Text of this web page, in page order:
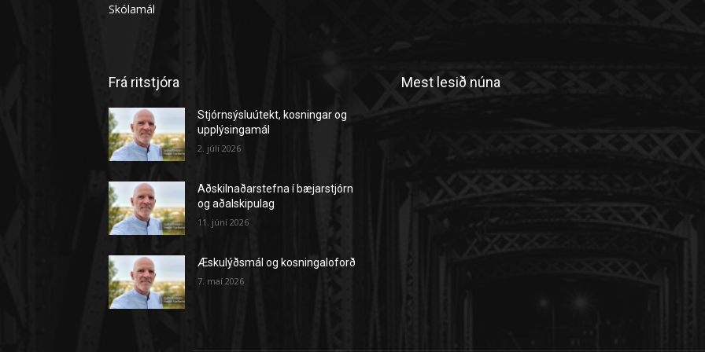
Skólamál
Frá ritstjóra
Stjórnsýsluútekt, kosningar og
upplýsingamál
2. júlí 2026
Aðskilnaðarstefna í bæjarstjórn
og aðalskipulag
11. júní 2026
Æskulýðsmál og kosningaloforð
7. maí 2026
Mest lesið núna